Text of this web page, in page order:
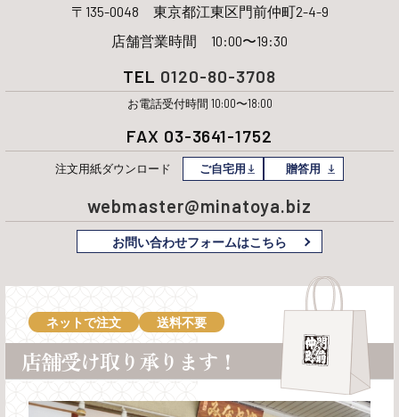
〒135-0048 東京都江東区門前仲町2-4-9
店舗営業時間 10:00〜19:30
TEL 0120-80-3708
お電話受付時間 10:00〜18:00
FAX 03-3641-1752
注文用紙ダウンロード ご自宅用 贈答用
webmaster@minatoya.biz
お問い合わせフォームはこちら
ネットで注文 送料不要
店舗受け取り承ります！